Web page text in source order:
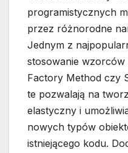
programistycznych
przez różnorodne
Jednym z
stosowanie
Factory Method czy
te pozwalają na
elastyczny i
nowych typów
istniejącego kodu.